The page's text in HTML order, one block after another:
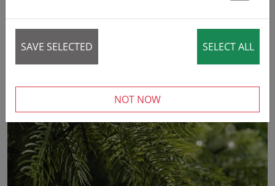
SAVE SELECTED SELECT ALL
NOT NOW